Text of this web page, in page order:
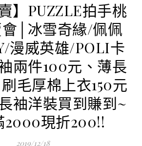
】PUZZLE拍手桃
│冰雪奇緣/佩佩
漫威英雄/POLI卡
兩件100元、薄長
毛厚棉上衣150元
袖洋裝買到賺到~
2000現折200!!
2019/12/18